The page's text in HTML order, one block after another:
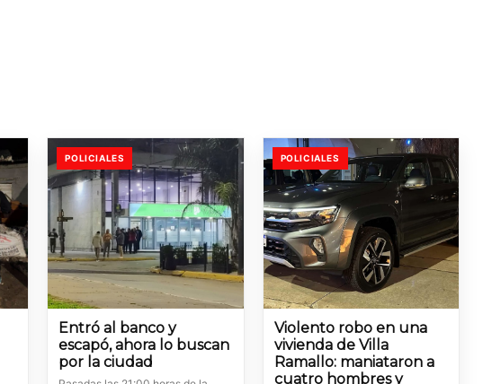
POLICIALES
Entró al banco y
escapó, ahora lo buscan
por la ciudad
POLICIALES
Violento robo en una
vivienda de Villa
Ramallo: maniataron a
cuatro hombres y